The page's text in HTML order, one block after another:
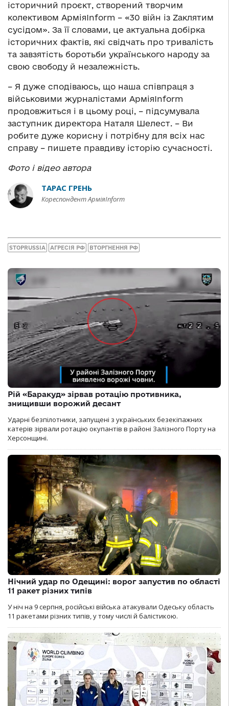
історичний проєкт, створений творчим
колективом АрміяInform – «30 війн із Zаклятим
сусідом». За її словами, це актуальна добірка
історичних фактів, які свідчать про тривалість
та завзятість боротьби українського народу за
свою свободу й незалежність.
– Я дуже сподіваюсь, що наша співпраця з
військовими журналістами АрміяInform
продовжиться і в цьому році, – підсумувала
заступник директора Наталя Шелест. – Ви
робите дуже корисну і потрібну для всіх нас
справу – пишете правдиву історію сучасності.
Фото і відео автора
ТАРАС ГРЕНЬ
Кореспондент АрміяInform
STOPRUSSIA АГРЕСІЯ РФ ВТОРГНЕННЯ РФ
Рій «Баракуд» зірвав ротацію противника,
знищивши ворожий десант
Ударні безпілотники, запущені з українських безекіпажних
катерів зірвали ротацію окупантів в районі Залізного Порту на
Херсонщині.
Нічний удар по Одещині: ворог запустив по області
11 ракет різних типів
У ніч на 9 серпня, російські війська атакували Одеську область
11 ракетами різних типів, у тому числі й балістикою.